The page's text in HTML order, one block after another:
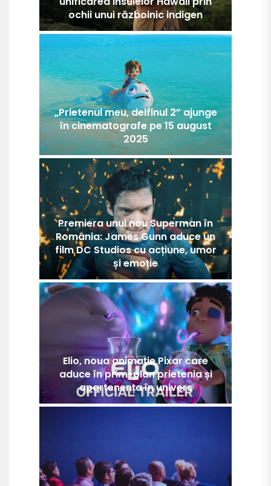
ochii unui războinic indigen
„Prietenul meu, delfinul 2” ajunge
în cinematografe pe 15 august
2025
Premiera unui nou Superman în
România: James Gunn aduce un
film DC Studios cu acțiune, umor
și emoție
Elio, noua animație Pixar care
aduce în prim-plan prietenia și
apartenența în univers